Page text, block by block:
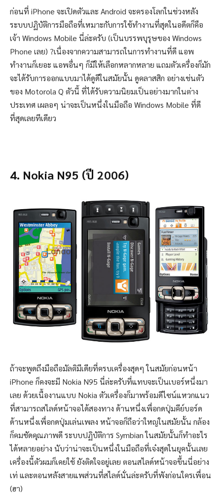
ก่อนที่ iPhone จะเปิดตัวและ Android จะครองโลกในช่วงหลัง
ระบบปฏิบัติการมือถือที่เหมาะกับการใช้ทำงานที่สุดในอดีตก็คือ
เจ้า Windows Mobile นี่ล่ะครับ (เป็นบรรพบุรุษของ Windows
Phone เลย) ?เนื่องจากความสามารถในการทำงานที่ดี แอพ
ทำงานก็เยอะ แอพอื่นๆ ก็มีให้เลือกหลากหลาย แถมตัวเครื่องก็มัก
จะได้รับการออกแบบมาได้ดูดีในสมัยนั้น ดูคลาสสิก อย่างเช่นตัว
ของ Motorola Q ตัวนี้ ที่ได้รับความนิยมเป็นอย่างมากในต่าง
ประเทศ เผลอๆ น่าจะเป็นหนึ่งในมือถือ Windows Mobile ที่ดี
ที่สุดเลยทีเดียว
4. Nokia N95 (ปี 2006)
ถ้าจะพูดถึงมือถือมัลติมีเดียที่ครบเครื่องสุดๆ ในสมัยก่อนหน้า
iPhone ก็คงจะมี Nokia N95 นี่ล่ะครับที่แทบจะเป็นเบอร์หนึ่งมา
เลย ด้วยเนื้องานแบบ Nokia ตัวเครื่องก็มาพร้อมดีไซน์แหวกแนว
ที่สามารถสไลด์หน้าจอได้สองทาง ด้านหนึ่งเพื่อกดปุ่มคีย์บอร์ด
ด้านหนึ่งเพื่อกดปุ่มเล่นเพลง หน้าจอก็ถือว่าใหญ่ในสมัยนั้น กล้อง
ก็คมชัดคุณภาพดี ระบบปฏิบัติการ Symbian ในสมัยนั้นก็ทำอะไร
ได้หลายอย่าง นับว่าน่าจะเป็นหนึ่งในมือถือที่เจ๋งสุดในยุคนั้นเลย
เครื่องนี้ตัวผมก็เคยใช้ ยังติดใจอยู่เลย ตอนสไลด์หน้าจอขึ้นนี่อย่าง
เท่ และตอนหลังสายแพส่วนที่สไลด์นั่นล่ะครับที่พังก่อนใครเพื่อน
(ฮา)